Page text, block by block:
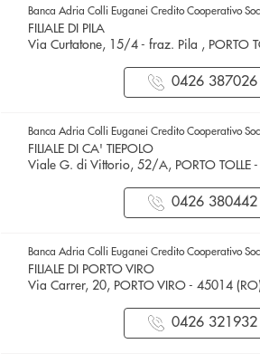
Banca Adria Colli Euganei Credito Cooperativo
FILIALE DI PILA
Via Curtatone, 15/4 - fraz. Pila , PORTO
0426 387026
Banca Adria Colli Euganei Credito Cooperativo
FILIALE DI CA' TIEPOLO
Viale G. di Vittorio, 52/A, PORTO TOLLE
0426 380442
Banca Adria Colli Euganei Credito Cooperativo
FILIALE DI PORTO VIRO
Via Carrer, 20, PORTO VIRO - 45014
0426 321932